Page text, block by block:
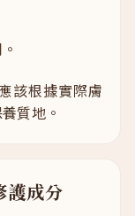
該根據實際膚
質地。
護成分